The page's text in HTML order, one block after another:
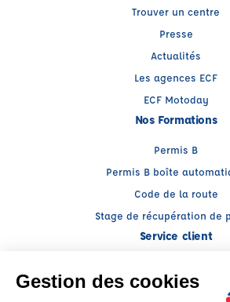
Trouver un centre
Presse
Actualités
Les agences ECF
ECF Motoday
Nos Formations
Permis B
Permis B boîte
Code de la route
Stage de récupération de
Service client
My ECF